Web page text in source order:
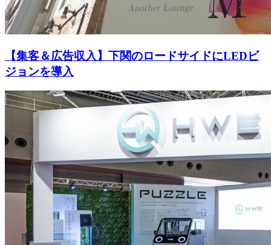
【集客＆広告収入】下関のロードサイドにLEDビ
ジョンを導入